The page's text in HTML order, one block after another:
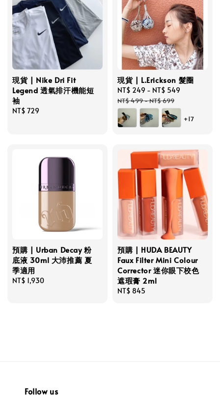
現貨 | Nike Dri Fit
Legend 透氣排汗機能短
袖
Regular
NT$ 729
現貨 | L.Erickson 髮圈
Sale
price
NT$ 249 - NT$ 549
NT$ 499-NT$ 699
+17
預購 | Urban Decay 粉
底液 30ml 大沛推薦 夏
季適用
Regular
NT$ 1,930
預購 | HUDA BEAUTY
Faux Filter Mini Colour
Corrector 迷你眼下校色
遮瑕膏 2ml
Regular
NT$ 845
Follow us